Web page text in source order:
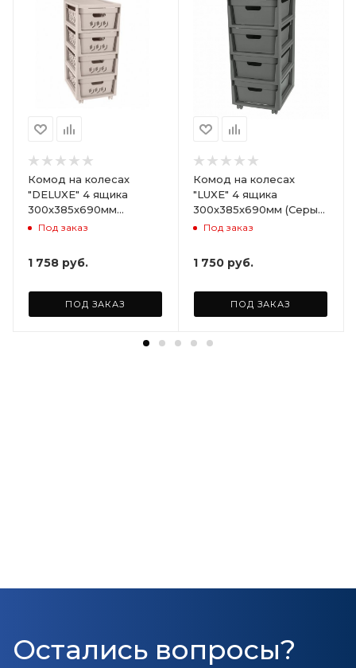
Комод на колесах
"DELUXE" 4 ящика
300х385х690мм
(Светло-бежевый)
Под заказ
1 758 руб.
ПОД ЗАКАЗ
Комод на колесах
"LUXE" 4 ящика
300х385х690мм (Серый)
ARD258086
Под заказ
1 750 руб.
ПОД ЗАКАЗ
Остались вопросы?